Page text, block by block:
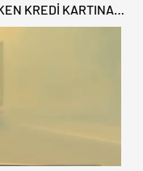
KREDİ KARTINA
MAĞDUR